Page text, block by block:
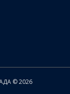
© 2026